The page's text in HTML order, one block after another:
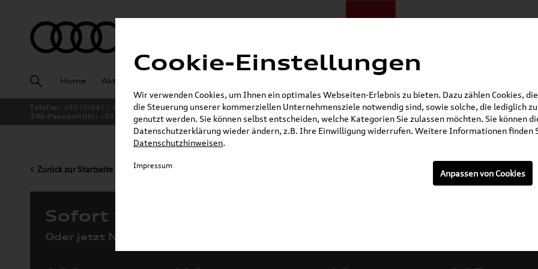
Home Aktuelles
Telefon: +49 (0)841 / 49 140
24h-Pannenhilfe: +49 (0)171 / 870 72 87 Öffnet in 5 Stunden, 1 Minuten
Zurück zur Startseite
Sofort verfügbare Fahrzeuge:
Oder jetzt Neuwagen konfigurieren
Cookie-Einstellungen
Wir verwenden Cookies, um Ihnen ein optimales Webseiten-Erlebnis zu bieten. Dazu zählen Cookies,
die Steuerung unserer kommerziellen Unternehmensziele notwendig sind, sowie solche, die lediglich
genutzt werden. Sie können selbst entscheiden, welche Kategorien Sie zulassen möchten. Sie können
Datenschutzerklärung wieder ändern, z.B. Ihre Einwilligung widerrufen. Weitere Informationen finden
Datenschutzhinweisen.
Anpassen von Cookies
Impressum